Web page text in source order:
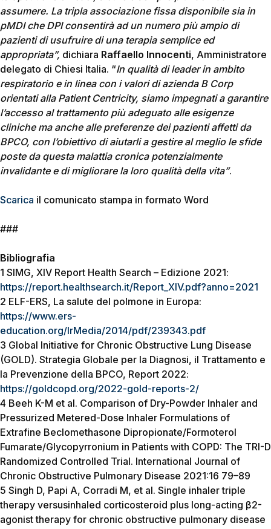
assumere. La tripla associazione fissa disponibile sia in
pMDI che DPI consentirà ad un numero più ampio di
pazienti di usufruire di una terapia semplice ed
appropriata”, dichiara Raffaello Innocenti, Amministratore
delegato di Chiesi Italia. “In qualità di leader in ambito
respiratorio e in linea con i valori di azienda B Corp
orientati alla Patient Centricity, siamo impegnati a garantire
l’accesso al trattamento più adeguato alle esigenze
cliniche ma anche alle preferenze dei pazienti affetti da
BPCO, con l’obiettivo di aiutarli a gestire al meglio le sfide
poste da questa malattia cronica potenzialmente
invalidante e di migliorare la loro qualità della vita”.
Scarica il comunicato stampa in formato Word
###
Bibliografia
1 SIMG, XIV Report Health Search – Edizione 2021:
https://report.healthsearch.it/Report_XIV.pdf?anno=2021
2 ELF-ERS, La salute del polmone in Europa:
https://www.ers-
education.org/lrMedia/2014/pdf/239343.pdf
3 Global Initiative for Chronic Obstructive Lung Disease
(GOLD). Strategia Globale per la Diagnosi, il Trattamento e
la Prevenzione della BPCO, Report 2022:
https://goldcopd.org/2022-gold-reports-2/
4 Beeh K-M et al. Comparison of Dry-Powder Inhaler and
Pressurized Metered-Dose Inhaler Formulations of
Extrafine Beclomethasone Dipropionate/Formoterol
Fumarate/Glycopyrronium in Patients with COPD: The TRI-D
Randomized Controlled Trial. International Journal of
Chronic Obstructive Pulmonary Disease 2021:16 79–89
5 Singh D, Papi A, Corradi M, et al. Single inhaler triple
therapy versusinhaled corticosteroid plus long-acting β2-
agonist therapy for chronic obstructive pulmonary disease